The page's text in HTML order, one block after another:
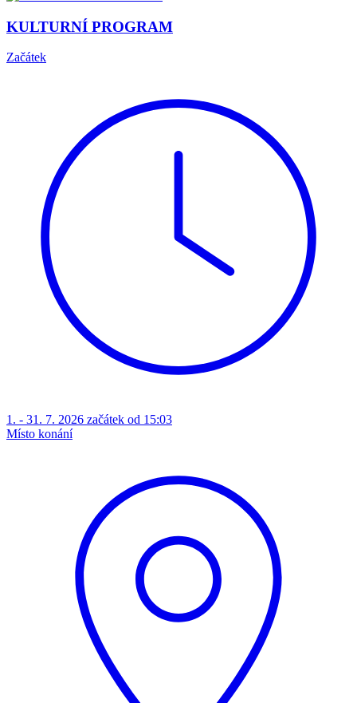
KULTURNÍ PROGRAM
Začátek
1. - 31. 7. 2026 začátek od 15:03
Místo konání